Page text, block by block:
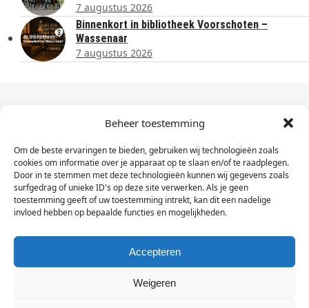
Beheer toestemming
Om de beste ervaringen te bieden, gebruiken wij technologieën zoals
cookies om informatie over je apparaat op te slaan en/of te raadplegen.
Door in te stemmen met deze technologieën kunnen wij gegevens zoals
surfgedrag of unieke ID's op deze site verwerken. Als je geen
toestemming geeft of uw toestemming intrekt, kan dit een nadelige
invloed hebben op bepaalde functies en mogelijkheden.
Accepteren
Weigeren
7 augustus 2026
Binnenkort in bibliotheek Voorschoten –
Wassenaar
7 augustus 2026
Dagelijks het laatste nieuws in je e-mail?
Vul
hier
je
e-
mailadres
in
Sign Up